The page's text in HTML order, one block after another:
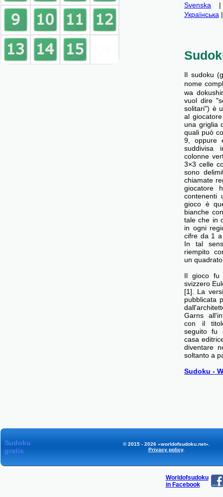
Svenska
Українська
Il sudoku
nome
wa
vuol dire
solitari") è
al
una griglia
quali può
9, oppure
suddivisa
colonne
3×3 celle
sono
chiamate
giocatore
contenenti
gioco è
bianche
tale che in
in ogni
cifre da 1 a
In tal
riempito
un
Il gioco fu
svizzero
[1]. La
pubblicata
Garns
con il
seguito fu
casa
diventare
soltanto a
Sudoku -
Sudoku
gratis
© 2015 - 2026 «worldofsudoku.net».
Privacy policy.
Worldofsudoku
in Facebook